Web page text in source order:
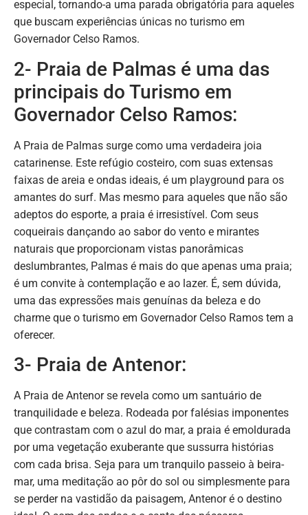
especial, tornando-a uma parada obrigatória para aqueles
que buscam experiências únicas no turismo em
Governador Celso Ramos.
2- Praia de Palmas é uma das
principais do Turismo em
Governador Celso Ramos:
A Praia de Palmas surge como uma verdadeira joia
catarinense. Este refúgio costeiro, com suas extensas
faixas de areia e ondas ideais, é um playground para os
amantes do surf. Mas mesmo para aqueles que não são
adeptos do esporte, a praia é irresistível. Com seus
coqueirais dançando ao sabor do vento e mirantes
naturais que proporcionam vistas panorâmicas
deslumbrantes, Palmas é mais do que apenas uma praia;
é um convite à contemplação e ao lazer. É, sem dúvida,
uma das expressões mais genuínas da beleza e do
charme que o turismo em Governador Celso Ramos tem a
oferecer.
3- Praia de Antenor:
A Praia de Antenor se revela como um santuário de
tranquilidade e beleza. Rodeada por falésias imponentes
que contrastam com o azul do mar, a praia é emoldurada
por uma vegetação exuberante que sussurra histórias
com cada brisa. Seja para um tranquilo passeio à beira-
mar, uma meditação ao pôr do sol ou simplesmente para
se perder na vastidão da paisagem, Antenor é o destino